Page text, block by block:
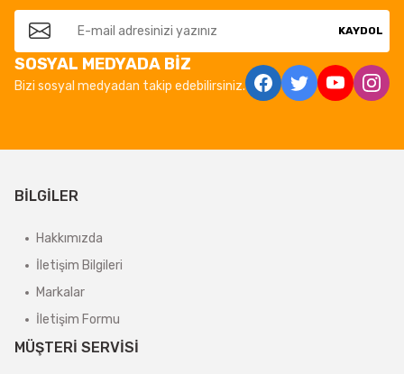
KAYDOL
SOSYAL MEDYADA BİZ
Bizi sosyal medyadan takip edebilirsiniz.
BİLGİLER
Hakkımızda
İletişim Bilgileri
Markalar
İletişim Formu
MÜŞTERİ SERVİSİ